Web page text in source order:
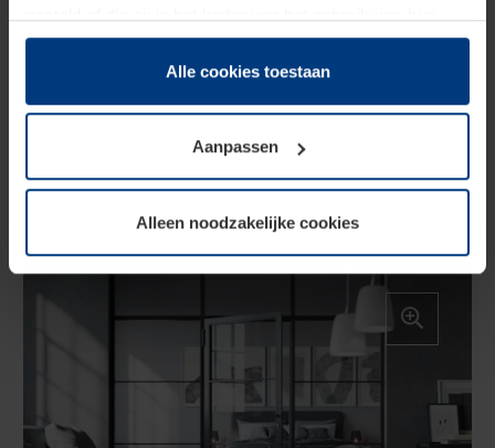
dienstverlening hebben verzameld.
Juridisch zijn wij gerechtigd om cookies op uw computer
onze pagina's absoluut noodzakelijk is. Voor alle andere
soorten cookies is uw toestemming vereist. Uw
toestemming kunt u op elk moment bij de uitleg van de
wijzigen of herroepen.
Alle cookies toestaan
Aanpassen
Alleen noodzakelijke cookies
VRAAG EEN VRIJBLIJVENDE OFFERTE AAN
Stalen deurop maat